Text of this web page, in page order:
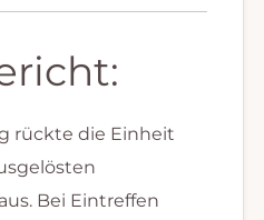
rückte die Einheit
Bei Eintreffen